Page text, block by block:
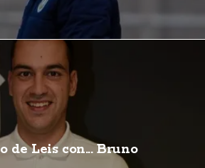
de Leis con... Bruno